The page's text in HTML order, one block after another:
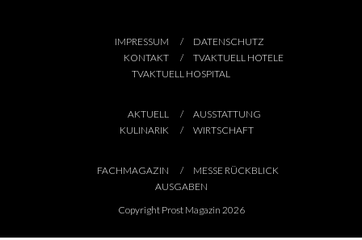
IMPRESSUM
DATENSCHUTZ
KONTAKT
TVAKTUELL HOTELE
TVAKTUELL HOSPITAL
AKTUELL
AUSSTATTUNG
KULINARIK
WIRTSCHAFT
FACHMAGAZIN
MESSE RÜCKBLICK
AUSGABEN
Copyright Prost Magazin 2026